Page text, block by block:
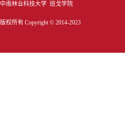
中南林业科技大学 班戈学院
版权所有 Copyright © 2014-2023